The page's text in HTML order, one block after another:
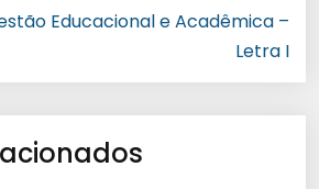
Educacional e Acadêmica –
Letra I